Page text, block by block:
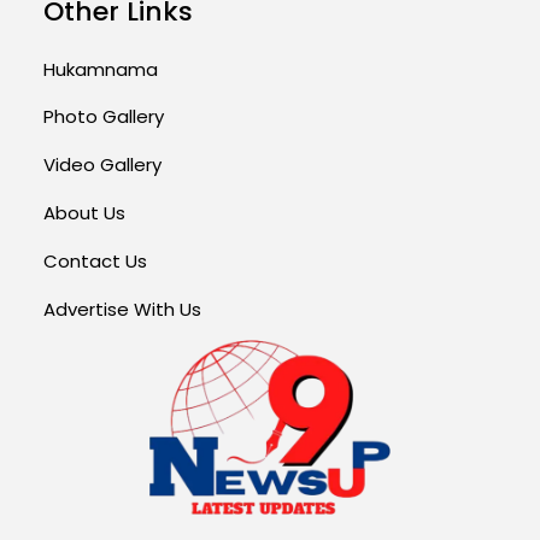
Other Links
Hukamnama
Photo Gallery
Video Gallery
About Us
Contact Us
Advertise With Us